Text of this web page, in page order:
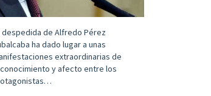
despedida de Alfredo Pérez
ha dado lugar a unas
extraordinarias de
y afecto entre los